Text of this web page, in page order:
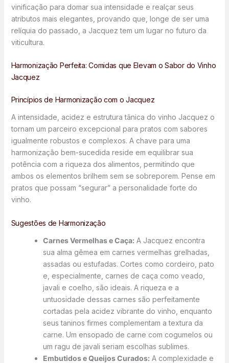
vinificação para domar sua intensidade e realçar seus
atributos mais elegantes, provando que, longe de ser uma
relíquia do passado, a Jacquez tem um lugar no futuro da
viticultura.
Harmonização Perfeita: Comidas que Elevam o Sabor do Vinho
Jacquez
Princípios de Harmonização com o Jacquez
A intensidade, acidez e estrutura tânica do vinho Jacquez o
tornam um parceiro excepcional para pratos com sabores
igualmente robustos e complexos. A chave para uma
harmonização bem-sucedida reside em equilibrar sua
potência com a riqueza dos alimentos, permitindo que
ambos os elementos brilhem sem se sobreporem. Pense em
pratos que possam “segurar” a personalidade forte do
vinho.
Sugestões de Harmonização
Carnes Vermelhas e Caça:A Jacquez encontra
sua alma gêmea em carnes vermelhas grelhadas,
assadas ou estufadas. Cortes como cordeiro, pato
e, especialmente, carnes de caça como veado,
javali e coelho, são ideais. A riqueza e a
untuosidade dessas carnes são perfeitamente
cortadas pela acidez vibrante do vinho, enquanto
seus taninos firmes complementam a textura da
carne. Um ensopado de carne com cogumelos ou
um ragu de javali seriam escolhas sublimes.
Embutidos e Queijos Curados:A complexidade e